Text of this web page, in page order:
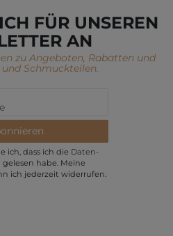
FÜR UNSEREN
AN
zu Angeboten, Rabatten und
Schmuckteilen.
ich, dass ich die Daten­
gelesen habe. Meine
ich jederzeit widerrufen.